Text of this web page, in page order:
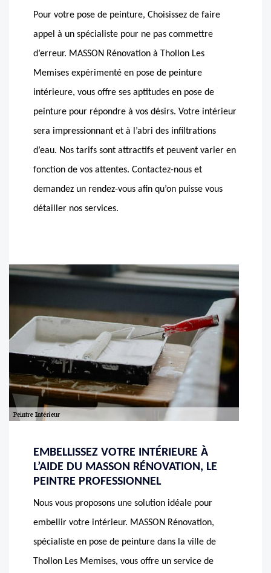
Pour votre pose de peinture, Choisissez de faire
appel à un spécialiste pour ne pas commettre
d’erreur. MASSON Rénovation à Thollon Les
Memises expérimenté en pose de peinture
intérieure, vous offre ses aptitudes en pose de
peinture pour répondre à vos désirs. Votre intérieur
sera impressionnant et à l’abri des infiltrations
d’eau. Nos tarifs sont attractifs et peuvent varier en
fonction de vos attentes. Contactez-nous et
demandez un rendez-vous afin qu’on puisse vous
détailler nos services.
EMBELLISSEZ VOTRE INTÉRIEURE À
L’AIDE DU MASSON RÉNOVATION, LE
PEINTRE PROFESSIONNEL
Nous vous proposons une solution idéale pour
embellir votre intérieur. MASSON Rénovation,
spécialiste en pose de peinture dans la ville de
Thollon Les Memises, vous offre un service de